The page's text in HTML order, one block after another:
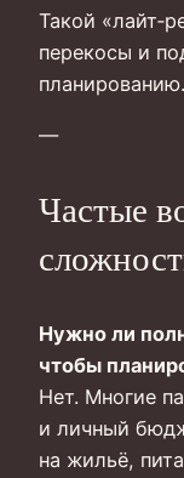
Такой
перекосы и
планированию.
—
Частые
Нужно ли
чтобы
Нет. Многие
и личный
на жильё,